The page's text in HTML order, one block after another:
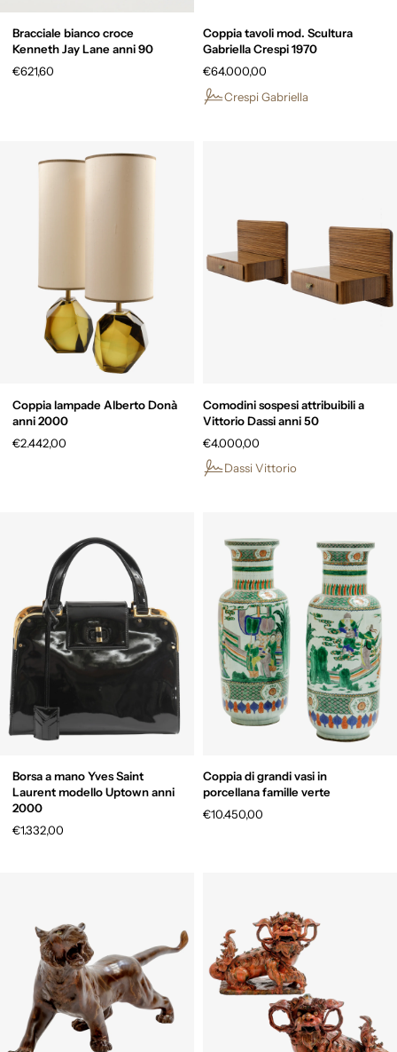
Bracciale bianco croce
Kenneth Jay Lane anni 90
€621,60
Coppia tavoli mod. Scultura
Gabriella Crespi 1970
€64.000,00
Crespi Gabriella
Coppia lampade Alberto Donà
anni 2000
€2.442,00
Comodini sospesi attribuibili a
Vittorio Dassi anni 50
€4.000,00
Dassi Vittorio
Borsa a mano Yves Saint
Laurent modello Uptown anni
2000
€1.332,00
Coppia di grandi vasi in
porcellana famille verte
€10.450,00